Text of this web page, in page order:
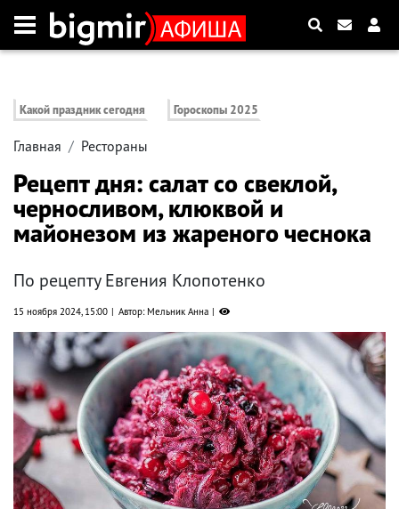
Какой праздник сегодня Гороскопы 2025
Главная Рестораны
Рецепт дня: салат со свеклой,
черносливом, клюквой и
майонезом из жареного чеснока
По рецепту Евгения Клопотенко
15 ноября 2024, 15:00 Автор: Мельник Анна